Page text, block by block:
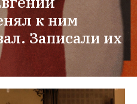
к ним
Записали их